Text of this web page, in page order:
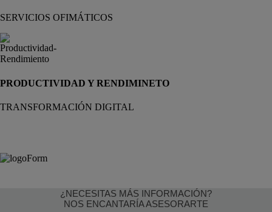
SERVICIOS OFIMÁTICOS
PRODUCTIVIDAD Y RENDIMINETO
TRANSFORMACIÓN DIGITAL
¿NECESITAS MÁS INFORMACIÓN?
NOS ENCANTARÍA ASESORARTE